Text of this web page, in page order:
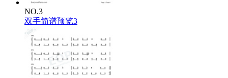
NO.3
双手简谱预览3